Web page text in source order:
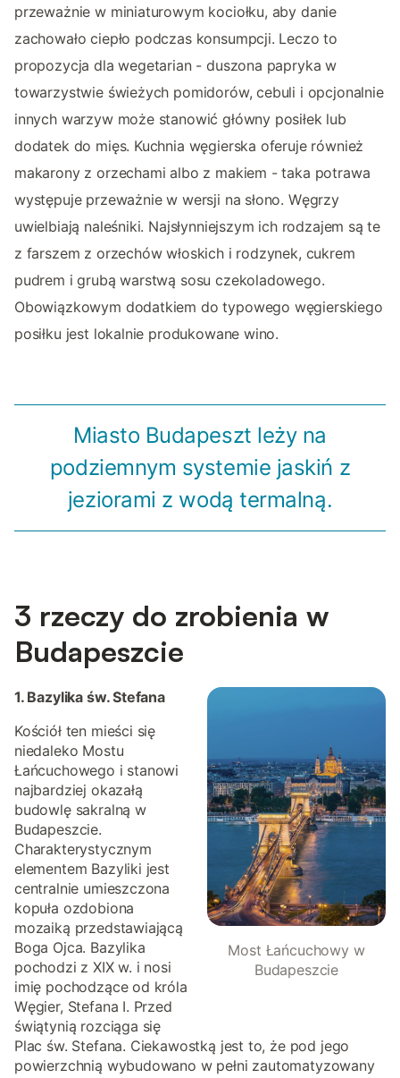
przeważnie w miniaturowym kociołku, aby danie
zachowało ciepło podczas konsumpcji. Leczo to
propozycja dla wegetarian - duszona papryka w
towarzystwie świeżych pomidorów, cebuli i opcjonalnie
innych warzyw może stanowić główny posiłek lub
dodatek do mięs. Kuchnia węgierska oferuje również
makarony z orzechami albo z makiem - taka potrawa
występuje przeważnie w wersji na słono. Węgrzy
uwielbiają naleśniki. Najsłynniejszym ich rodzajem są te
z farszem z orzechów włoskich i rodzynek, cukrem
pudrem i grubą warstwą sosu czekoladowego.
Obowiązkowym dodatkiem do typowego węgierskiego
posiłku jest lokalnie produkowane wino.
Miasto Budapeszt leży na
podziemnym systemie jaskiń z
jeziorami z wodą termalną.
3 rzeczy do zrobienia w
Budapeszcie
Most Łańcuchowy w
Budapeszcie
1. Bazylika św. Stefana
Kościół ten mieści się
niedaleko Mostu
Łańcuchowego i stanowi
najbardziej okazałą
budowlę sakralną w
Budapeszcie.
Charakterystycznym
elementem Bazyliki jest
centralnie umieszczona
kopuła ozdobiona
mozaiką przedstawiającą
Boga Ojca. Bazylika
pochodzi z XIX w. i nosi
imię pochodzące od króla
Węgier, Stefana I. Przed
świątynią rozciąga się
Plac św. Stefana. Ciekawostką jest to, że pod jego
powierzchnią wybudowano w pełni zautomatyzowany